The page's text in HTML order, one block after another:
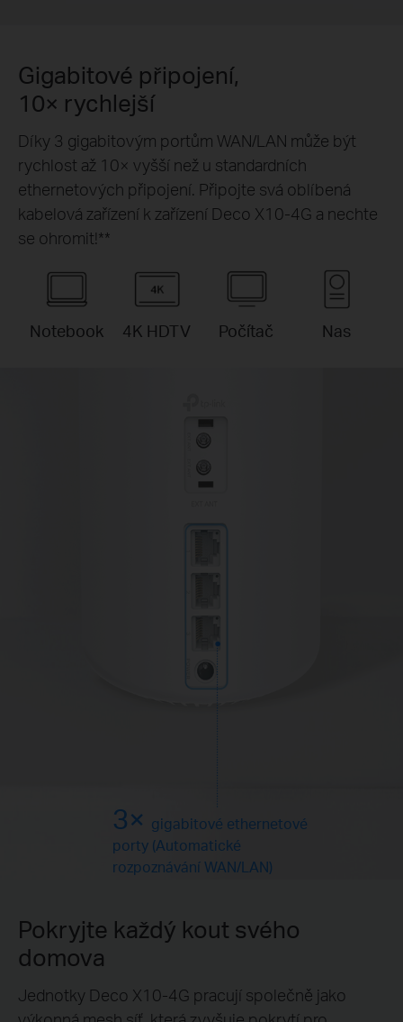
Gigabitové připojení,
10× rychlejší
Díky 3 gigabitovým portům WAN/LAN může být
rychlost až 10× vyšší než u standardních
ethernetových připojení. Připojte svá oblíbená
kabelová zařízení k zařízení Deco X10-4G a nechte
se ohromit!**
Notebook 4K HDTV Počítač Nas
3× gigabitové ethernetové
porty (Automatické
rozpoznávání WAN/LAN)
Pokryjte každý kout svého
domova
Jednotky Deco X10-4G pracují společně jako